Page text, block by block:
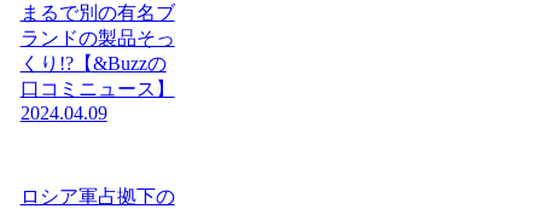
まるで別の有名ブ
ランドの製品そっ
くり!?【&Buzzの
口コミニュース】
2024.04.09
ロシア軍占拠下の